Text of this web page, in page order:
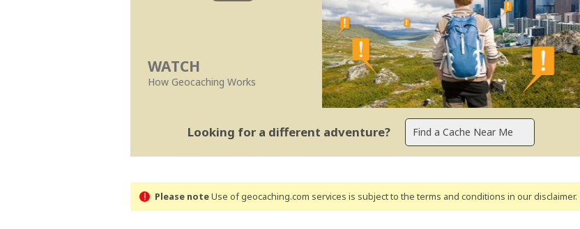
WATCH
How Geocaching Works
Looking for a different adventure?
Please noteUse of geocaching.com services is subject to the terms and conditions in our disclaimer.